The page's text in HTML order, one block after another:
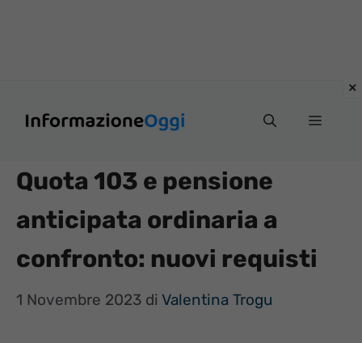
Menu
Quota 103 e pensione
anticipata ordinaria a
confronto: nuovi requisti
1 Novembre 2023 di Valentina Trogu